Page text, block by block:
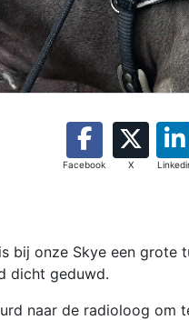
Facebook X
bij onze Skye een
dicht geduwd.
naar de radioloog om